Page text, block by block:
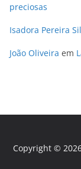
preciosas
Isadora Pereira
João Oliveira em
Copyright ©